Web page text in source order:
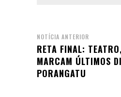
NOTÍCIA ANTERIOR
RETA FINAL:
MARCAM ÚLTIMOS
PORANGATU